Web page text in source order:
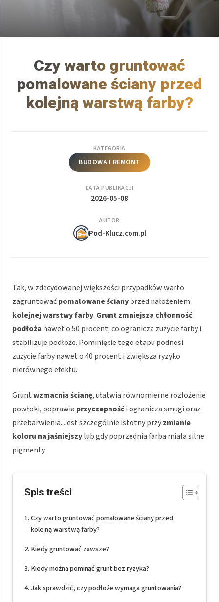
Czy warto gruntować
pomalowane ściany przed
kolejną warstwą farby?
KATEGORIA
BUDOWA I REMONT
DATA PUBLIKACJI
2026-05-08
AUTOR
Pod-Klucz.com.pl
Tak, w zdecydowanej większości przypadków warto
zagruntowaćpomalowane ścianyprzed nałożeniem
kolejnej warstwy farby. Grunt zmniejsza chłonność
podłoża nawet o 50 procent, co ogranicza zużycie farby i
stabilizuje podłoże. Pominięcie tego etapu podnosi
zużycie farby nawet o 40 procent i zwiększa ryzyko
nierównego efektu.
Gruntwzmacnia ścianę, ułatwia równomierne rozłożenie
powłoki, poprawia przyczepnośći ogranicza smugi oraz
przebarwienia. Jest szczególnie istotny przyzmianie
koloru na jaśniejszylub gdy poprzednia farba miała silne
pigmenty.
Spis treści
Czy warto gruntować pomalowane ściany przed
kolejną warstwą farby?
Kiedy gruntować zawsze?
Kiedy można pominąć grunt bez ryzyka?
Jak sprawdzić, czy podłoże wymaga gruntowania?